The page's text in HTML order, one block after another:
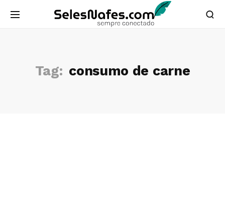
Tag: consumo de carne